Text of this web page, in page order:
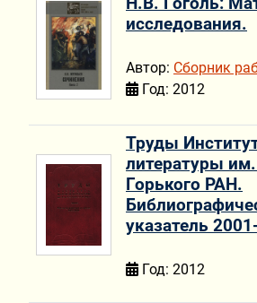
исследования.
Автор: Сборник
Год: 2012
Труды
литературы
Горького РАН.
указатель
Год: 2012